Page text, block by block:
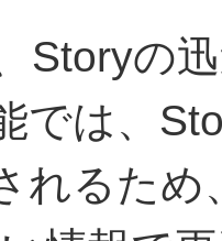
Storyの
では、
れるため